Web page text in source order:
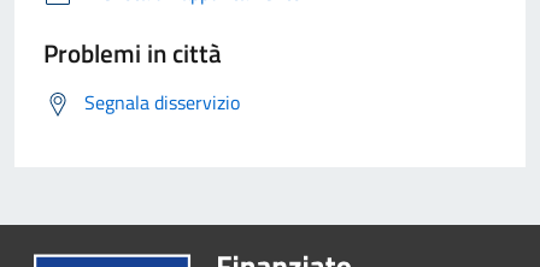
Problemi in città
Segnala disservizio